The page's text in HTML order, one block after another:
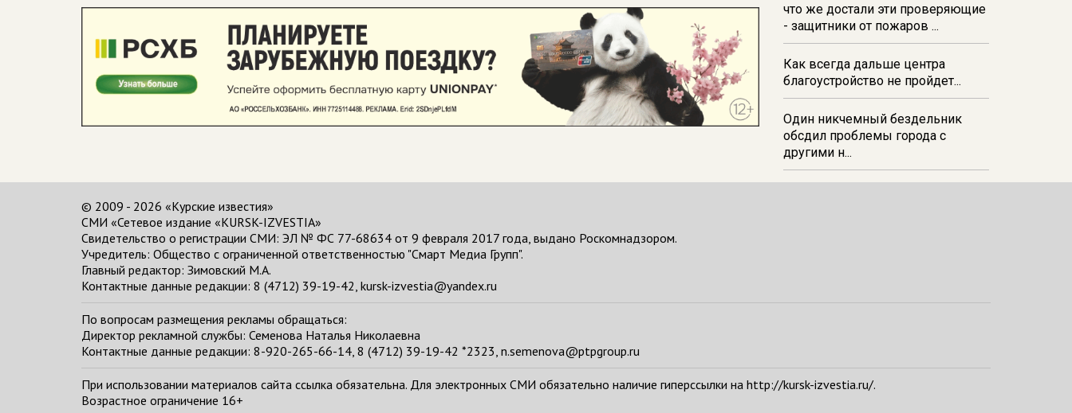
что же достали эти проверяющие
- защитники от пожаров ...
Как всегда дальше центра
благоустройство не пройдет...
Один никчемный бездельник
обсдил проблемы города с
другими н...
© 2009 - 2026 «Курские известия»
СМИ «Сетевое издание «KURSK-IZVESTIA»
Свидетельство о регистрации СМИ: ЭЛ № ФС 77-68634 от 9 февраля 2017 года, выдано Роскомнадзором.
Учредитель: Общество с ограниченной ответственностью "Смарт Медиа Групп".
Главный редактор: Зимовский М.А.
Контактные данные редакции: 8 (4712) 39-19-42, kursk-izvestia@yandex.ru
По вопросам размещения рекламы обращаться:
Директор рекламной службы: Семенова Наталья Николаевна
Контактные данные редакции: 8-920-265-66-14, 8 (4712) 39-19-42 *2323, n.semenova@ptpgroup.ru
При использовании материалов сайта ссылка обязательна. Для электронных СМИ обязательно наличие гиперссылки на http://kursk-izvestia.ru/.
Возрастное ограничение 16+